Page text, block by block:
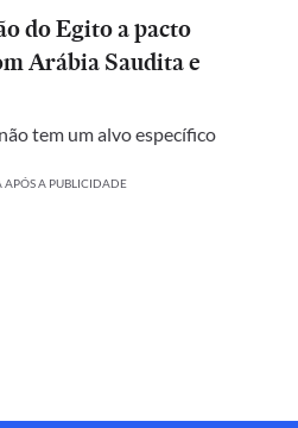
do Egito a pacto
Arábia Saudita e
tem um alvo específico
A PUBLICIDADE